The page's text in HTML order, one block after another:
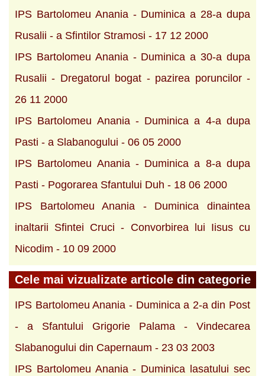
IPS Bartolomeu Anania - Duminica a 28-a dupa
Rusalii - a Sfintilor Stramosi - 17 12 2000
IPS Bartolomeu Anania - Duminica a 30-a dupa
Rusalii - Dregatorul bogat - pazirea poruncilor -
26 11 2000
IPS Bartolomeu Anania - Duminica a 4-a dupa
Pasti - a Slabanogului - 06 05 2000
IPS Bartolomeu Anania - Duminica a 8-a dupa
Pasti - Pogorarea Sfantului Duh - 18 06 2000
IPS Bartolomeu Anania - Duminica dinaintea
inaltarii Sfintei Cruci - Convorbirea lui Iisus cu
Nicodim - 10 09 2000
Cele mai vizualizate articole din categorie
IPS Bartolomeu Anania - Duminica a 2-a din Post
- a Sfantului Grigorie Palama - Vindecarea
Slabanogului din Capernaum - 23 03 2003
IPS Bartolomeu Anania - Duminica lasatului sec